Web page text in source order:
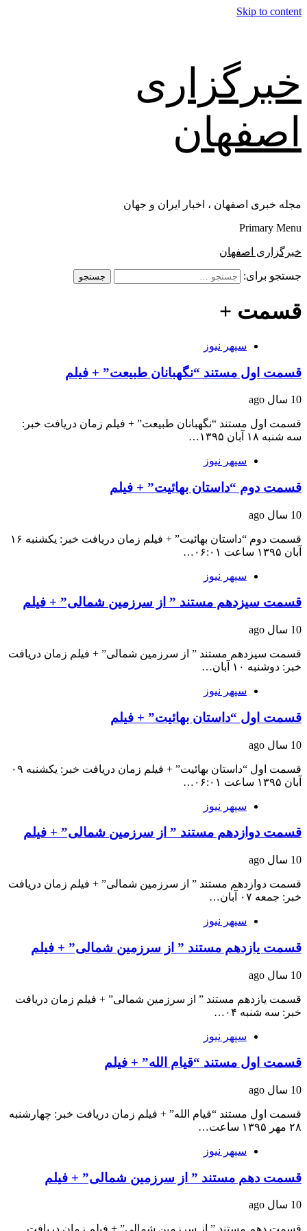
Skip to content
خبرگزاری
اصفهان
مجله خبری اصفهان ، اخبار ایران و جهان
Primary Menu
خبرگزاری اصفهان
جستجو برای:
قسمت +
سپهر نیوز
قسمت اول مستند “نگهبانان طبیعت” + فیلم
10 سال ago
قسمت اول مستند “نگهبانان طبیعت” + فیلم زمان دریافت خبر:
سه شنبه ۱۸ آبان ۱۳۹۵…
سپهر نیوز
قسمت دوم “داستان بهائیت” + فیلم
10 سال ago
قسمت دوم “داستان بهائیت” + فیلم زمان دریافت خبر: یکشنبه ۱۶
آبان ۱۳۹۵ ساعت ۰۶:۰۱…
سپهر نیوز
قسمت سیزدهم مستند ” از سرزمین شمالی” + فیلم
10 سال ago
قسمت سیزدهم مستند ” از سرزمین شمالی” + فیلم زمان دریافت
خبر: دوشنبه ۱۰ آبان…
سپهر نیوز
قسمت اول “داستان بهائیت” + فیلم
10 سال ago
قسمت اول “داستان بهائیت” + فیلم زمان دریافت خبر: یکشنبه ۰۹
آبان ۱۳۹۵ ساعت ۰۶:۰۱…
سپهر نیوز
قسمت دوازدهم مستند ” از سرزمین شمالی” + فیلم
10 سال ago
قسمت دوازدهم مستند ” از سرزمین شمالی” + فیلم زمان دریافت
خبر: جمعه ۰۷ آبان…
سپهر نیوز
قسمت یازدهم مستند ” از سرزمین شمالی” + فیلم
10 سال ago
قسمت یازدهم مستند ” از سرزمین شمالی” + فیلم زمان دریافت
خبر: سه شنبه ۰۴…
سپهر نیوز
قسمت اول مستند “قیام الله” + فیلم
10 سال ago
قسمت اول مستند “قیام الله” + فیلم زمان دریافت خبر: چهارشنبه
۲۸ مهر ۱۳۹۵ ساعت…
سپهر نیوز
قسمت دهم مستند ” از سرزمین شمالی” + فیلم
10 سال ago